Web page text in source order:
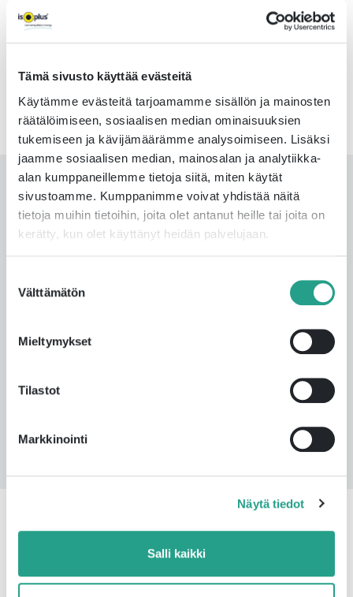
Tämä sivusto käyttää evästeitä
Käytämme evästeitä tarjoamamme sisällön ja mainosten
räätälöimiseen, sosiaalisen median ominaisuuksien
tukemiseen ja kävijämäärämme analysoimiseen. Lisäksi
jaamme sosiaalisen median, mainosalan ja analytiikka-
alan kumppaneillemme tietoja siitä, miten käytät
sivustoamme. Kumppanimme voivat yhdistää näitä
tietoja muihin tietoihin, joita olet antanut heille tai joita on
kerätty, kun olet käyttänyt heidän palvelujaan.
valinta
Välttämätön
Mieltymykset
Tilastot
Markkinointi
Näytä tiedot
Salli kaikki
Kappelinmäentie 240
65370 Vaasa
Laskutustiedot
Lataa tästä esitteemme!
Lataa tuoteluettelo aluelämpö ja käyttövesi